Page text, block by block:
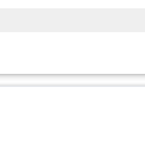
به چهار طرف
پیدا کنید.